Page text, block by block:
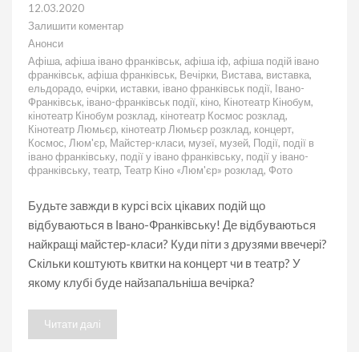
12.03.2020
Залишити коментар
до
подій
на
13.03.2020
Анонси
Афіша, афіша івано франківськ, афіша іф, афіша подій івано
франківськ, афіша франківськ, Вечірки, Вистава, виставка,
ельдорадо, ечірки, иставки, івано франківськ події, Івано-
Франківськ, івано-франківськ події, кіно, Кінотеатр Кінобум,
кінотеатр Кінобум розклад, кінотеатр Космос розклад,
Кінотеатр Люмьєр, кінотеатр Люмьєр розклад, концерт,
Космос, Люм'єр, Майстер-класи, музеї, музей, Події, події в
івано франківську, події у івано франківську, події у івано-
франківську, театр, Театр Кіно «Люм'єр» розклад, Фото
Будьте завжди в курсі всіх цікавих подій що
відбуваються в Івано-Франківську! Де відбуваються
найкращі майстер-класи? Куди піти з друзями ввечері?
Скільки коштують квитки на концерт чи в театр? У
якому клубі буде найзапальніша вечірка?
Читати далі